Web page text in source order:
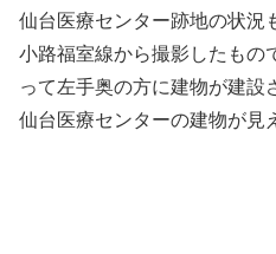
仙台医療センター跡地の状況
小路福室線から撮影したもの
って左手奥の方に建物が建設
仙台医療センターの建物が見